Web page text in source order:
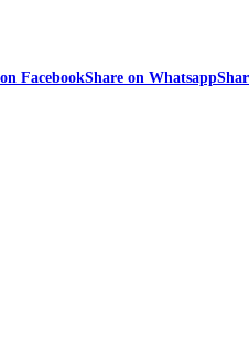
FacebookShare on Whatsapp